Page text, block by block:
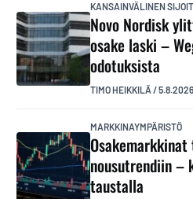
KANSAINVÄLINEN
Novo Nordisk
osake laski –
odotuksista
TIMO HEIKKILÄ /5.8.2026
MARKKINAYMPÄRISTÖ
nousutrendiin –
taustalla